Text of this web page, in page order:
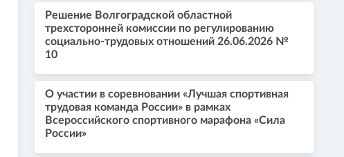
Решение Волгоградской областной
трехсторонней комиссии по регулированию
социально-трудовых отношений 26.06.2026 №
10
О участии в соревновании «Лучшая спортивная
трудовая команда России» в рамках
Всероссийского спортивного марафона «Сила
России»